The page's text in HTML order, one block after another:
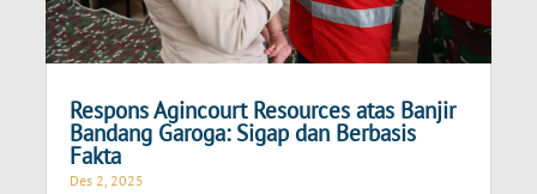
Respons Agincourt Resources atas Banjir
Bandang Garoga: Sigap dan Berbasis
Fakta
Des 2, 2025